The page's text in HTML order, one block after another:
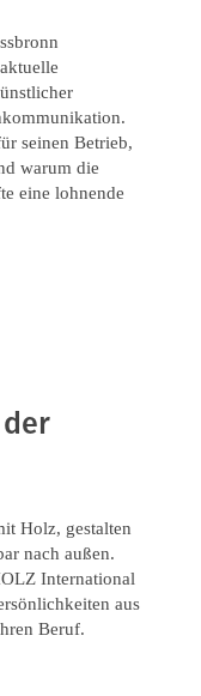
seinen Betrieb,
warum die
eine lohnende
der
Holz, gestalten
nach außen.
International
aus
Beruf.